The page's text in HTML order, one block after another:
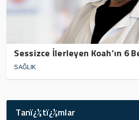
Sessizce İlerleyen Koah’ın 6
SAĞLIK
Tanï¿½tï¿½mlar